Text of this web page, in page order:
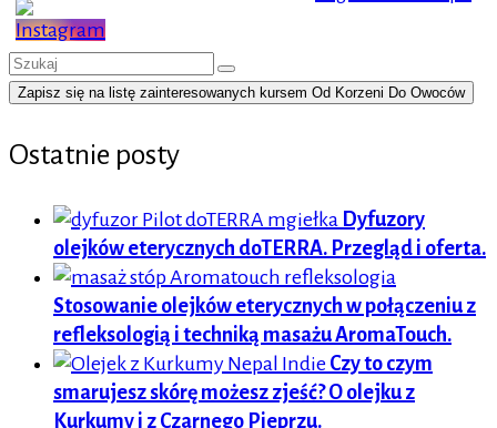
Szuklaj
w:Zapisz się na listę zainteresowanych kursem Od Korzeni Do Owoców
Ostatnie posty
Dyfuzory
olejków eterycznych doTERRA. Przegląd i oferta.
Stosowanie olejków eterycznych w połączeniu z
refleksologią i techniką masażu AromaTouch.
Czy to czym
smarujesz skórę możesz zjeść? O olejku z
Kurkumy i z Czarnego Pieprzu.